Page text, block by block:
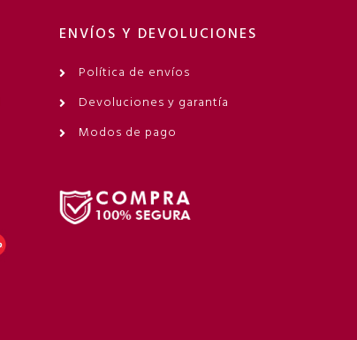
ENVÍOS Y DEVOLUCIONES
Política de envíos
Devoluciones y garantía
Modos de pago